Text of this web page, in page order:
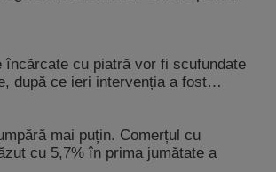
încărcate cu piatră vor fi scufundate
după ce ieri intervenția a fost…
mai puțin. Comerțul cu
cu 5,7% în prima jumătate a